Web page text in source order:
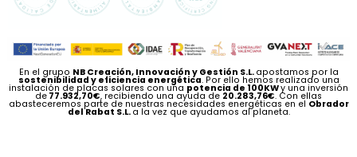
En el grupo NB Creación, Innovación y Gestión S.L. apostamos por la
sostenibilidad y eficiencia energética. Por ello hemos realizado una
instalación de placas solares con una potencia de 100KWy una inversión
de 77.932,70€, recibiendo una ayuda de 20.283,76€. Con ellas
abasteceremos parte de nuestras necesidades energéticas en el Obrador
del Rabat S.L. a la vez que ayudamos al planeta.